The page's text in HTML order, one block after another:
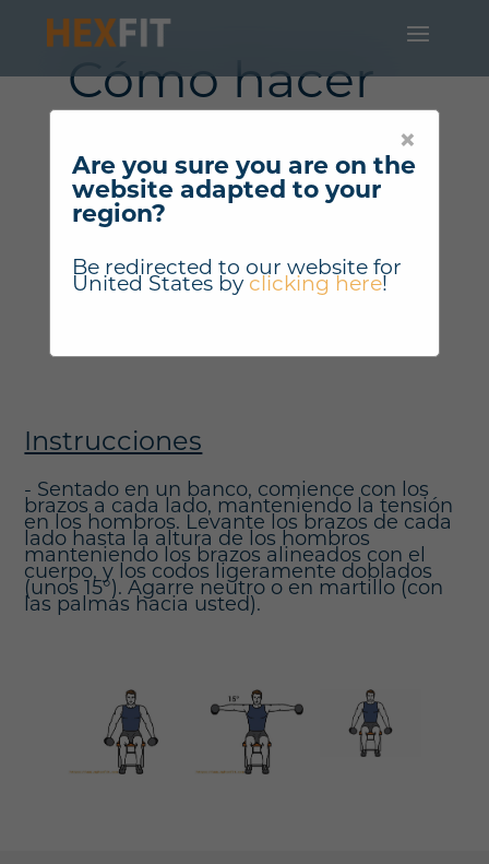
×
Are you sure you are on the
website adapted to your
region?
Be redirected to our website for
United Statesby clicking here!
Cómo hacer
"Elevación
lateral de
brazos en
posición
Instrucciones
- Sentado en un banco, comience con los
brazos a cada lado, manteniendo la tensión
en los hombros. Levante los brazos de cada
lado hasta la altura de los hombros
manteniendo los brazos alineados con el
cuerpo, y los codos ligeramente doblados
(unos 15°). Agarre neutro o en martillo (con
las palmas hacia usted).